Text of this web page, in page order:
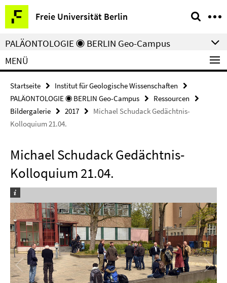
Springe
direkt
zu
Inhalt
Freie Universität Berlin
Service-
Navigation
PALÄONTOLOGIE ◉ BERLIN Geo-Campus
MENÜ
Startseite
Institut für Geologische Wissenschaften
PALÄONTOLOGIE ◉ BERLIN Geo-Campus
Ressourcen
Bildergalerie
2017
Michael Schudack Gedächtnis-
Kolloquium 21.04.
Michael Schudack Gedächtnis-
Kolloquium 21.04.